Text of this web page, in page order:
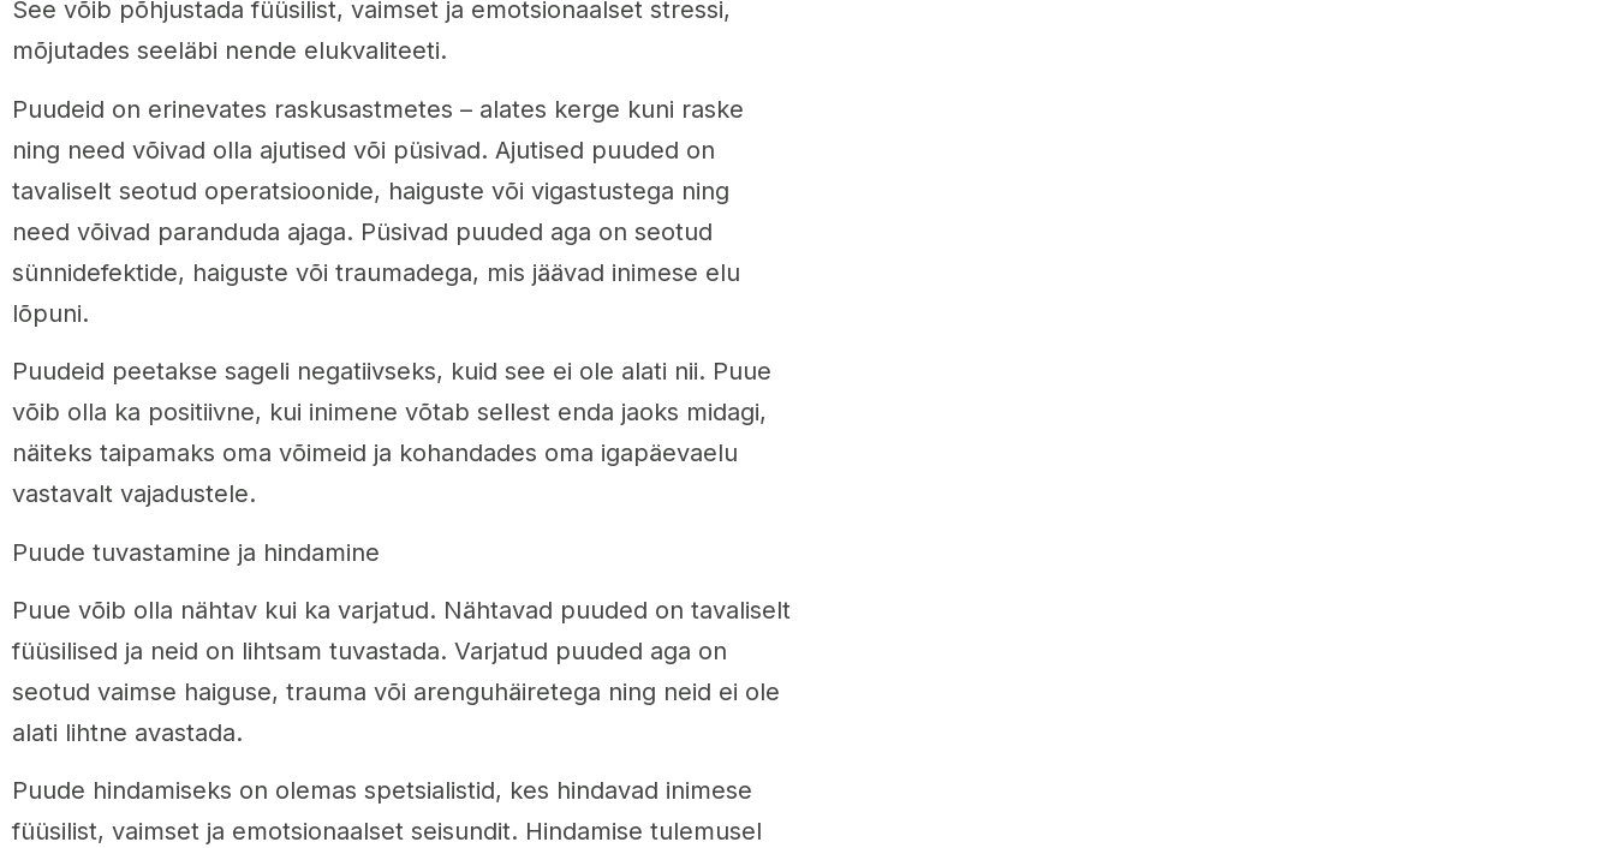
See võib põhjustada füüsilist, vaimset ja emotsionaalset stressi,
mõjutades seeläbi nende elukvaliteeti.
Puudeid on erinevates raskusastmetes – alates kerge kuni raske
ning need võivad olla ajutised või püsivad. Ajutised puuded on
tavaliselt seotud operatsioonide, haiguste või vigastustega ning
need võivad paranduda ajaga. Püsivad puuded aga on seotud
sünnidefektide, haiguste või traumadega, mis jäävad inimese elu
lõpuni.
Puudeid peetakse sageli negatiivseks, kuid see ei ole alati nii. Puue
võib olla ka positiivne, kui inimene võtab sellest enda jaoks midagi,
näiteks taipamaks oma võimeid ja kohandades oma igapäevaelu
vastavalt vajadustele.
Puude tuvastamine ja hindamine
Puue võib olla nähtav kui ka varjatud. Nähtavad puuded on tavaliselt
füüsilised ja neid on lihtsam tuvastada. Varjatud puuded aga on
seotud vaimse haiguse, trauma või arenguhäiretega ning neid ei ole
alati lihtne avastada.
Puude hindamiseks on olemas spetsialistid, kes hindavad inimese
füüsilist, vaimset ja emotsionaalset seisundit. Hindamise tulemusel